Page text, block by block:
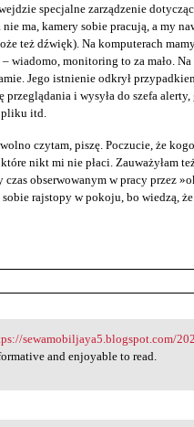
specjalne zarządzenie
nie ma, kamery sobie pracują, a my
też dźwięk). Na komputerach
wiadomo, monitoring to za mało.
Jego istnienie odkrył
i wysyła do szefa
pliku itd.
czytam, piszę. Poczucie, że
nikt mi nie płaci. Zauważyłam
obserwowanym w pracy przez
rajstopy w pokoju, bo wiedzą,
sewamobiljaya5.blogspot.com/
and enjoyable to read.